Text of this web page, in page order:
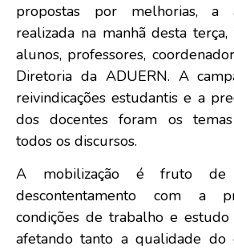
propostas por melhorias, a
realizada na manhã desta
alunos, professores,
Diretoria da ADUERN. A
reivindicações estudantis e a
dos docentes foram os
todos os discursos.
A mobilização é fruto de
descontentamento com a
condições de trabalho e estudo
afetando tanto a qualidade do